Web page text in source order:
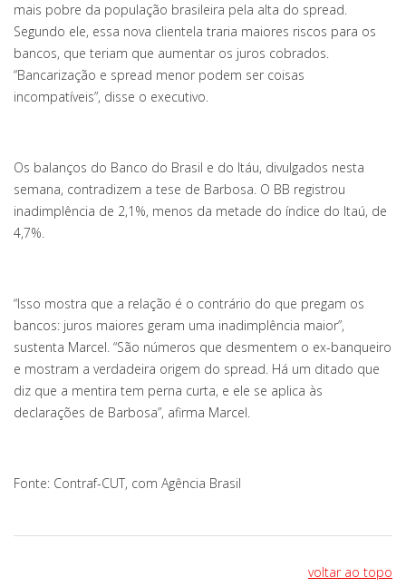
mais pobre da população brasileira pela alta do spread.
Segundo ele, essa nova clientela traria maiores riscos para os
bancos, que teriam que aumentar os juros cobrados.
“Bancarização e spread menor podem ser coisas
incompatíveis”, disse o executivo.
Os balanços do Banco do Brasil e do Itáu, divulgados nesta
semana, contradizem a tese de Barbosa. O BB registrou
inadimplência de 2,1%, menos da metade do índice do Itaú, de
4,7%.
“Isso mostra que a relação é o contrário do que pregam os
bancos: juros maiores geram uma inadimplência maior”,
sustenta Marcel. “São números que desmentem o ex-banqueiro
e mostram a verdadeira origem do spread. Há um ditado que
diz que a mentira tem perna curta, e ele se aplica às
declarações de Barbosa”, afirma Marcel.
Fonte: Contraf-CUT, com Agência Brasil
voltar ao topo